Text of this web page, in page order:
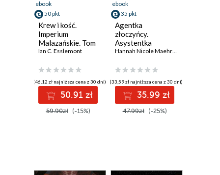
ebook
50 pkt
Krew i kość.
Imperium
Malazańskie. Tom
5
Ian C. Esslemont
(46,12 zł najniższa cena z 30 dni)
50.91 zł
59.90zł (-15%)
ebook
35 pkt
Agentka
złoczyńcy.
Asystentka
złoczyńcy. Tom 3 Hannah Nicole Maehrer
(33,59 zł najniższa cena z 30 dni)
35.99 zł
47.99zł (-25%)